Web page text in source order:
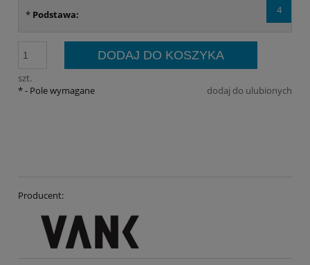
4
* Podstawa:
szt.
DODAJ DO KOSZYKA
dodaj do ulubionych
*- Pole wymagane
Producent: